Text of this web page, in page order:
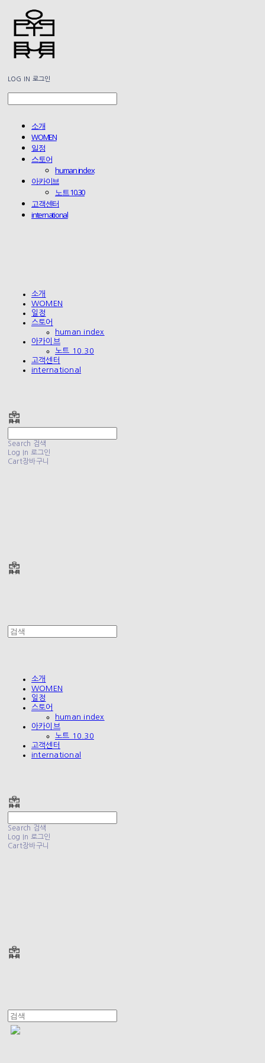
LOG IN 로그인
소개
WOMEN
일정
스토어
human index
아카이브
노트 10.30
고객센터
international
소개
WOMEN
일정
스토어
human index
아카이브
노트 10.30
고객센터
international
Search 검색
Log In 로그인
Cart장바구니
소개
WOMEN
일정
스토어
human index
아카이브
노트 10.30
고객센터
international
Search 검색
Log In 로그인
Cart장바구니